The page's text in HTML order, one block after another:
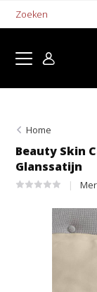
Home
Beauty Skin
Glanssatijn